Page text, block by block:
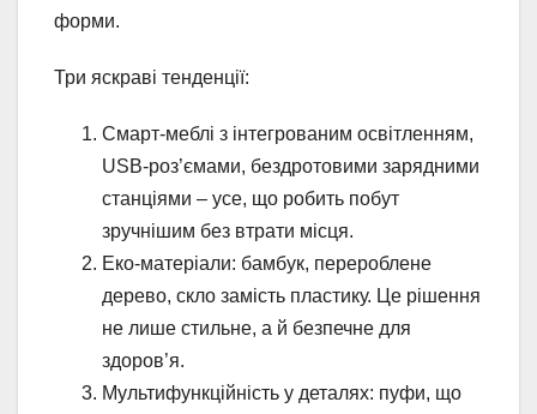
форми.
Три яскраві тенденції:
Смарт-меблі з інтегрованим освітленням,
USB-роз’ємами, бездротовими зарядними
станціями – усе, що робить побут
зручнішим без втрати місця.
Еко-матеріали: бамбук, перероблене
дерево, скло замість пластику. Це рішення
не лише стильне, а й безпечне для
здоров’я.
Мультифункційність у деталях: пуфи, що